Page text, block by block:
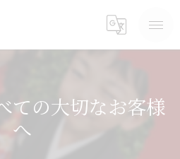
ての大切なお客様
へ